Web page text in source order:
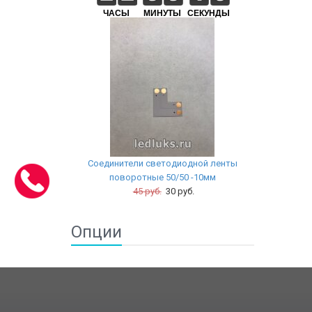
ЧАСЫ МИНУТЫ СЕКУНДЫ
Соединители светодиодной ленты
поворотные 50/50 -10мм
45 руб. 30 руб.
Опции